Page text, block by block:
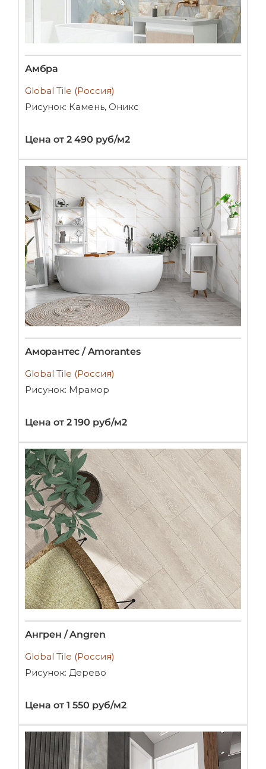
Амбра
Global Tile (Россия)
Рисунок: Камень, Оникс
Цена от 2 490 руб/м2
Аморантес / Amorantes
Global Tile (Россия)
Рисунок: Мрамор
Цена от 2 190 руб/м2
Ангрен / Angren
Global Tile (Россия)
Рисунок: Дерево
Цена от 1 550 руб/м2